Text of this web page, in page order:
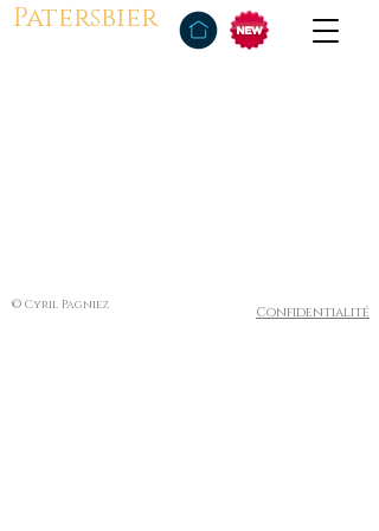
Patersbier
© Cyril Pagniez Confidentialité